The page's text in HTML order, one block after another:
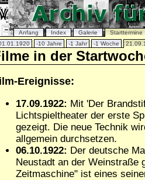
Anfang Index Galerie
Starttermine
-10 Jahre -1 Jahr -1 Woche
in der
Ereignisse:
17.09.1922: Mit 'Der
Lichtspieltheater der erste
gezeigt. Die neue Technik
allgemein durchsetzen.
06.10.1922: Der deutsche
Neustadt an der Weinstraße
Zeitmaschine" ist eines